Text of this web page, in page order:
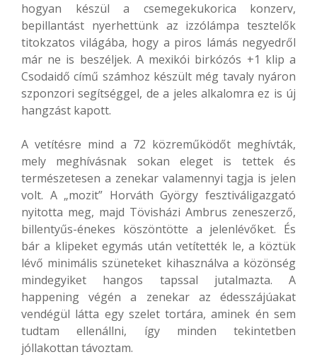
hogyan készül a csemegekukorica konzerv,
bepillantást nyerhettünk az izzólámpa tesztelők
titokzatos világába, hogy a piros lámás negyedről
már ne is beszéljek. A mexikói birkózós +1 klip a
Csodaidő című számhoz készült még tavaly nyáron
szponzori segítséggel, de a jeles alkalomra ez is új
hangzást kapott.
A vetítésre mind a 72 közreműködőt meghívták,
mely meghívásnak sokan eleget is tettek és
természetesen a zenekar valamennyi tagja is jelen
volt. A „mozit” Horváth György fesztiváligazgató
nyitotta meg, majd Tövisházi Ambrus zeneszerző,
billentyűs-énekes köszöntötte a jelenlévőket. És
bár a klipeket egymás után vetítették le, a köztük
lévő minimális szüneteket kihasználva a közönség
mindegyiket hangos tapssal jutalmazta. A
happening végén a zenekar az édesszájúakat
vendégül látta egy szelet tortára, aminek én sem
tudtam ellenállni, így minden tekintetben
jóllakottan távoztam.